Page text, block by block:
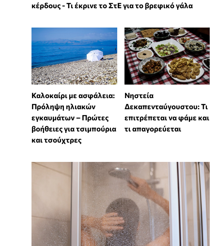
κέρδους - Τι έκρινε το ΣτΕ για το βρεφικό γάλα
Καλοκαίρι με ασφάλεια:
Πρόληψη ηλιακών
εγκαυμάτων – Πρώτες
βοήθειες για τσιμπούρια
και τσούχτρες
Νηστεία
Δεκαπενταύγουστου: Τι
επιτρέπεται να φάμε και
τι απαγορεύεται